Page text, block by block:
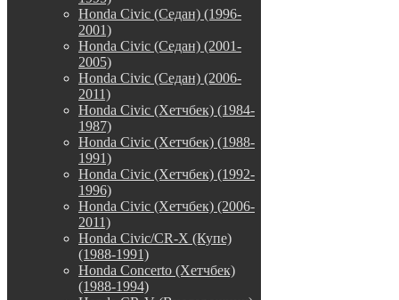
Honda Civic (Седан) (1996-
2001)
Honda Civic (Седан) (2001-
2005)
Honda Civic (Седан) (2006-
2011)
Honda Civic (Хетчбек) (1984-
1987)
Honda Civic (Хетчбек) (1988-
1991)
Honda Civic (Хетчбек) (1992-
1996)
Honda Civic (Хетчбек) (2006-
2011)
Honda Civic/CR-X (Купе)
(1988-1991)
Honda Concerto (Хетчбек)
(1988-1994)